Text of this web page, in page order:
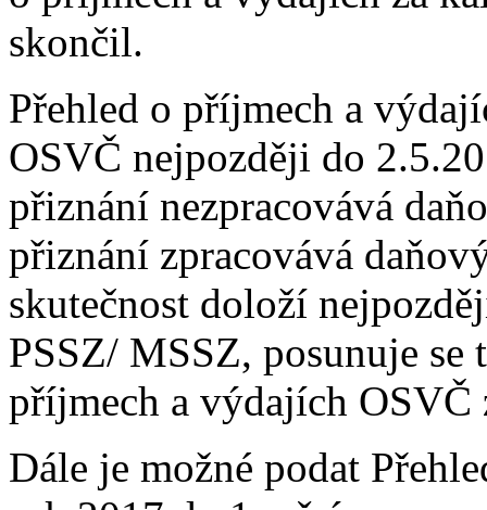
skončil.
Přehled o příjmech a
OSVČ nejpozději do
přiznání nezpracovává
přiznání zpracovává
skutečnost doloží
PSSZ/ MSSZ, posunuje
příjmech a výdajích OSVČ
Dále je možné podat